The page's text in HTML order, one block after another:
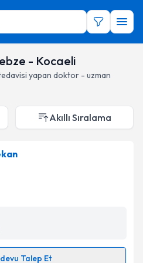
- Kocaeli
yapan doktor - uzman
Akıllı Sıralama
Talep Et